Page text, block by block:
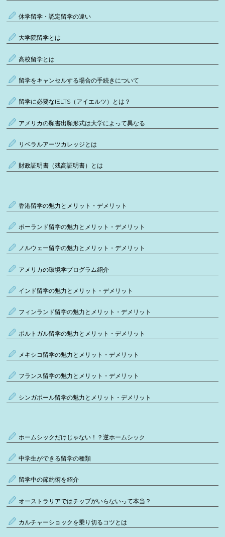
休学留学・認定留学の違い
大学院留学とは
高校留学とは
留学をキャンセルする場合の手続きについて
留学に必要なIELTS（アイエルツ）とは？
アメリカの願書出願形式は大学によって異なる
リベラルアーツカレッジとは
財政証明書（残高証明書）とは
香港留学の魅力とメリット・デメリット
ポーランド留学の魅力とメリット・デメリット
ノルウェー留学の魅力とメリット・デメリット
アメリカの環境学プログラム紹介
インド留学の魅力とメリット・デメリット
フィンランド留学の魅力とメリット・デメリット
ポルトガル留学の魅力とメリット・デメリット
メキシコ留学の魅力とメリット・デメリット
フランス留学の魅力とメリット・デメリット
シンガポール留学の魅力とメリット・デメリット
ホームシックだけじゃない！？逆ホームシック
中学生ができる留学の種類
留学中の節約術を紹介
オーストラリアではチップがいらないって本当？
カルチャーショックを乗り切るコツとは